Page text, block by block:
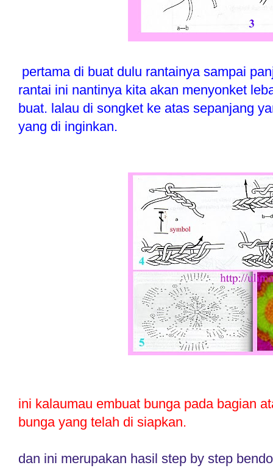
pertama di buat dulu rantainya sampai
rantai ini nantinya kita akan menyonket
buat. lalau di songket ke atas sepanjang
yang di inginkan.
ini kalaumau embuat bunga pada bagian
bunga yang telah di siapkan.
dan ini merupakan hasil step by step